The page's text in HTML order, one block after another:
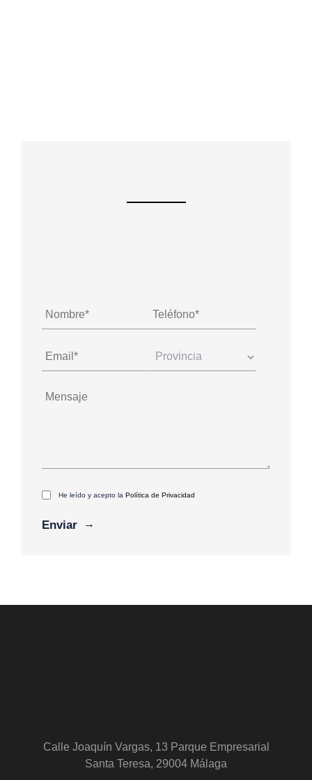
He leído y acepto la Política de Privacidad
Calle Joaquín Vargas, 13 Parque Empresarial
Santa Teresa, 29004 Málaga